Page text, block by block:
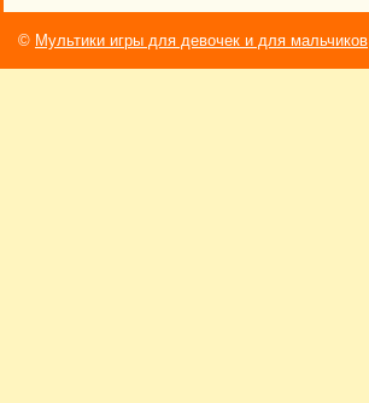
© Мультики игры для девочек и для мальчиков